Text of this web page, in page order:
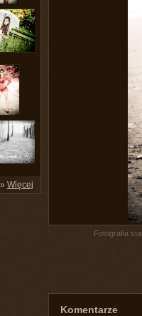
» Więcej
Fotografia
Komentarze